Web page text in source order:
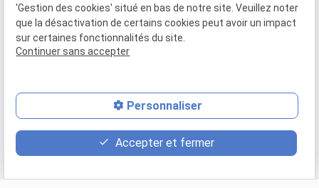
Plan du
site
Mentions
légales
Politique de
confidentialité
place
Plan d'accès
contact_page
Contact
phone
04 84 89 15 87
'Gestion des cookies' situé en bas de notre site. Veuillez noter
que la désactivation de certains cookies peut avoir un impact
sur certaines fonctionnalités du site.
Continuer sans accepter
Personnaliser
Accepter et fermer